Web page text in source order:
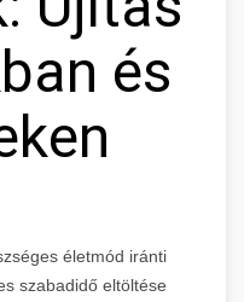
és
életmód iránti
szabadidő eltöltése